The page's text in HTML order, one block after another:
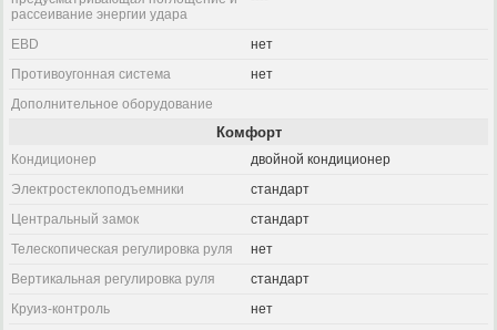
рассеивание энергии удара
EBD
нет
Противоугонная система
нет
Дополнительное оборудование
Комфорт
Кондиционер
двойной кондиционер
Электростеклоподъемники
стандарт
Центральный замок
стандарт
Телескопическая регулировка руля
нет
Вертикальная регулировка руля
стандарт
Круиз-контроль
нет